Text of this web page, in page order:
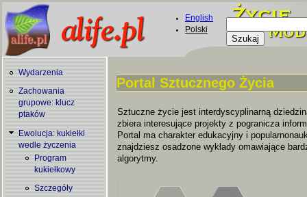
Skip to main content
English
Polski
Formularz
Wydarzenia
Zachowania
grupowe: klucz
ptaków
Ewolucja: kukiełki
wedle życzenia
Program
kukiełkowy
Szczegóły
Portal Sztucznego Życia
Sztuczne życie jest interdyscyplinarną
zbiera interesujące projekty z pogranicza
Portal ma charakter edukacyjny i
znajdziesz osadzone wykłady omawiające
algorytmy.